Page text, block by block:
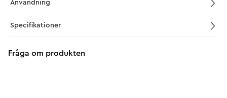
Användning
Specifikationer
Fråga om produkten